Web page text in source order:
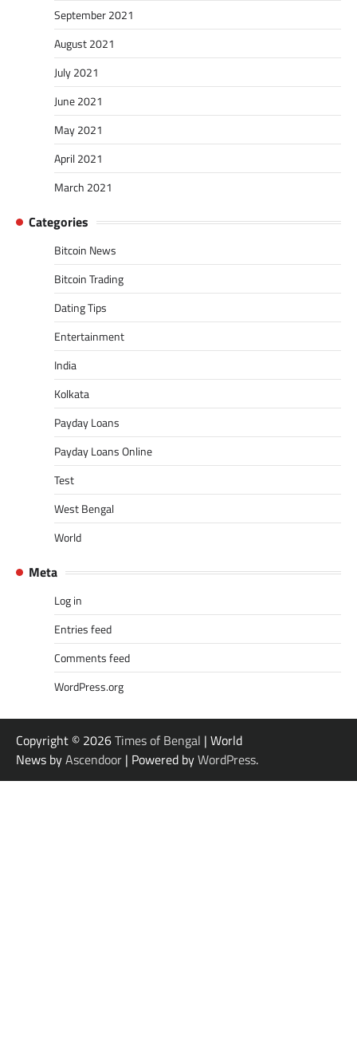
September 2021
August 2021
July 2021
June 2021
May 2021
April 2021
March 2021
Categories
Bitcoin News
Bitcoin Trading
Dating Tips
Entertainment
India
Kolkata
Payday Loans
Payday Loans Online
Test
West Bengal
World
Meta
Log in
Entries feed
Comments feed
WordPress.org
Copyright © 2026Times of Bengal | World
News byAscendoor | Powered byWordPress.